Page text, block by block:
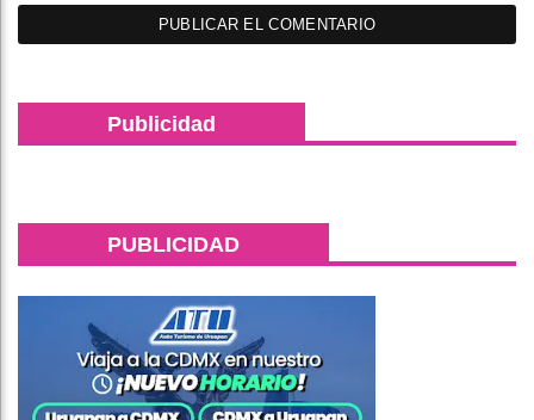
Publicidad
PUBLICIDAD